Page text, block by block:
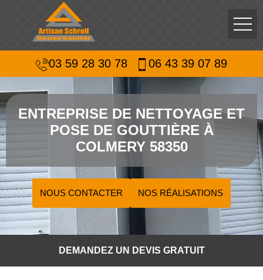
03 59 28 30 78 06 43 39 07 89
ENTREPRISE DE NETTOYAGE ET
POSE DE GOUTTIÈRE À
COLMERY 58350
NOUS CONTACTER NOS RÉALISATIONS
DEMANDEZ UN DEVIS GRATUIT